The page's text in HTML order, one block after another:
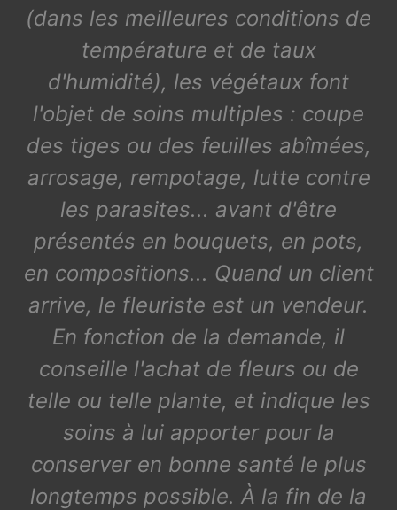
(dans les meilleures conditions de
température et de taux
d'humidité), les végétaux font
l'objet de soins multiples : coupe
des tiges ou des feuilles abîmées,
arrosage, rempotage, lutte contre
les parasites... avant d'être
présentés en bouquets, en pots,
en compositions... Quand un client
arrive, le fleuriste est un vendeur.
En fonction de la demande, il
conseille l'achat de fleurs ou de
telle ou telle plante, et indique les
soins à lui apporter pour la
conserver en bonne santé le plus
longtemps possible. À la fin de la